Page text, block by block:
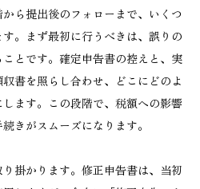
ら提出後のフォローまで、いくつ
。まず最初に行うべきは、誤りの
とです。確定申告書の控えと、実
書を照らし合わせ、どこにどのよ
ます。この段階で、税額への影響
きがスムーズになります。
掛かります。修正申告書は、当初